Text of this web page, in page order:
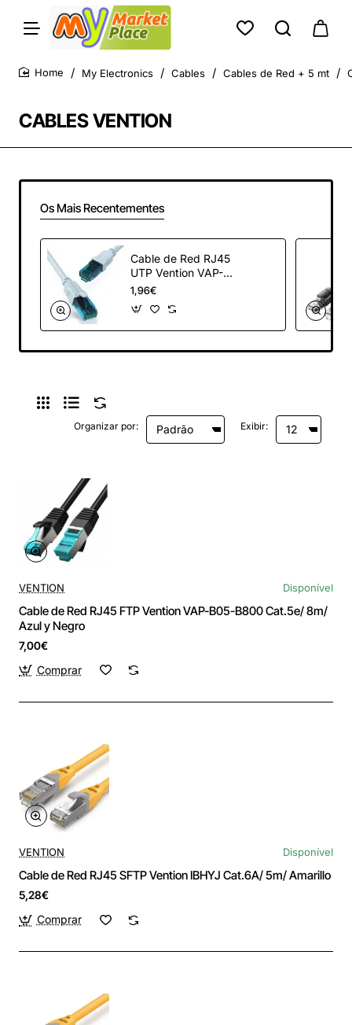
CABLES VENTION
My Electronics Cables Cables de Red + 5 mt
Os Mais Recentementes
Cable de Red RJ45
UTP Vention VAP-
A10-S500 Cat.5e/
5m/ Azul y Negro
1,96€
Organizar por: Exibir:
VENTION Disponível
Cable de Red RJ45 FTP Vention VAP-B05-B800 Cat.5e/ 8m/
Azul y Negro
7,00€
Comprar
VENTION Disponível
Cable de Red RJ45 SFTP Vention IBHYJ Cat.6A/ 5m/ Amarillo
5,28€
Comprar